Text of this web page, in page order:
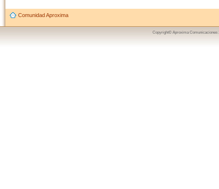
Comunidad Aproxima
Copyright© Aproxima Comunicaciones